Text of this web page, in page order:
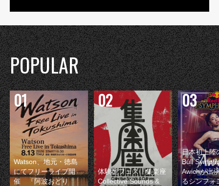
POPULAR
Watson、地元・徳島
にてフリーライブ開
催 『阿波おどり
体験型フェス『集楽座
Collective Sounds &
日本初上陸
Bull
Awichが出
るシンフォ